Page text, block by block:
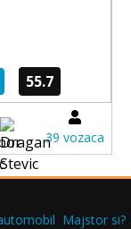
55.7
39 vozaca
Majstor si?